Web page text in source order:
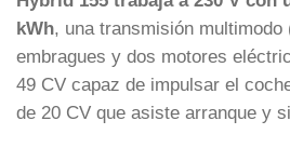
kWh, una transmisión multimodo
embragues y dos motores
49 CV capaz de impulsar el
de 20 CV que asiste arranque y